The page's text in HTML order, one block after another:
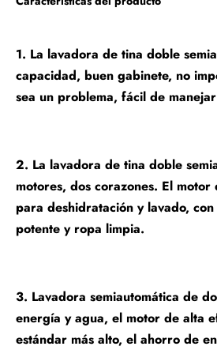
1. La lavadora de tina doble
capacidad, buen gabinete, no
sea un problema, fácil de
2. La lavadora de tina doble
motores, dos corazones. El
para deshidratación y lavado,
potente y ropa limpia.
3. Lavadora semiautomática de
energía y agua, el motor de alta
estándar más alto, el ahorro de